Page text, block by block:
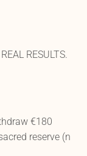
RESULTS.
€180
reserve (n